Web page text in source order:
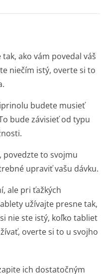
ako vám povedal váš
niečím istý, overte si to
budete musieť
bude závisieť od typu
povedzte to svojmu
upraviť vašu dávku.
ale pri ťažkých
užívajte presne tak,
nie ste istý, koľko tabliet
overte si to u svojho
ich dostatočným